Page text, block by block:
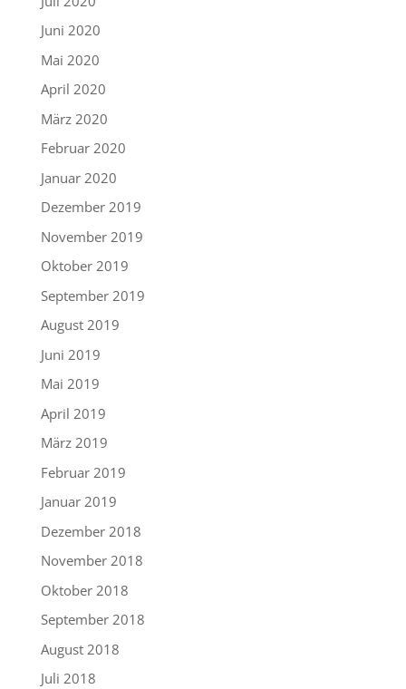
Juni 2020
Mai 2020
April 2020
März 2020
Februar 2020
Januar 2020
Dezember 2019
November 2019
Oktober 2019
September 2019
August 2019
Juni 2019
Mai 2019
April 2019
März 2019
Februar 2019
Januar 2019
Dezember 2018
November 2018
Oktober 2018
September 2018
August 2018
Juli 2018